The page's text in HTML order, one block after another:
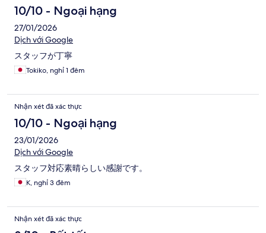
10/10 - Ngoại hạng
27/01/2026
Dịch với Google
スタッフが丁寧
Tokiko, nghỉ 1 đêm
Nhận xét đã xác thực
10/10 - Ngoại hạng
23/01/2026
Dịch với Google
スタッフ対応素晴らしい感謝です。
K, nghỉ 3 đêm
Nhận xét đã xác thực